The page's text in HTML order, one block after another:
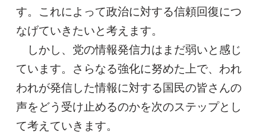
す。これによって政治に対する信頼回復につ
なげていきたいと考えます。
しかし、党の情報発信力はまだ弱いと感じ
ています。さらなる強化に努めた上で、われ
われが発信した情報に対する国民の皆さんの
声をどう受け止めるのかを次のステップとし
て考えていきます。